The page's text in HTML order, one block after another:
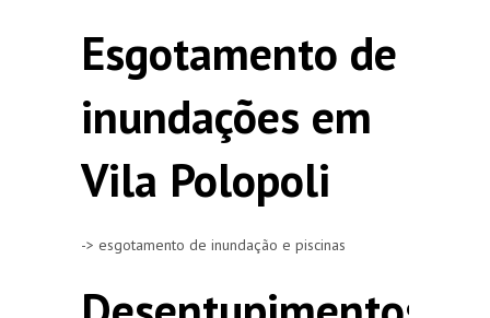
Esgotamento de
inundações em
Vila Polopoli
-> esgotamento de inundação e piscinas